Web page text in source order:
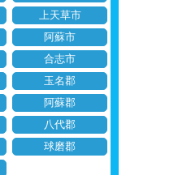
上天草市
阿蘇市
合志市
玉名郡
阿蘇郡
八代郡
球磨郡